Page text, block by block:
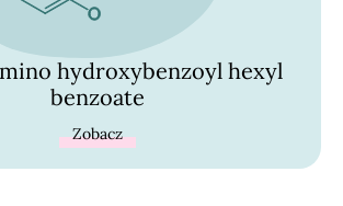
hydroxybenzoyl hexyl
benzoate
Zobacz